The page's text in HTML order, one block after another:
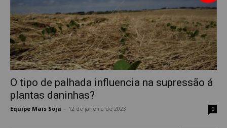
O tipo de palhada influencia na supressão á
plantas daninhas?
Equipe Mais Soja 12 de janeiro de 2023 0